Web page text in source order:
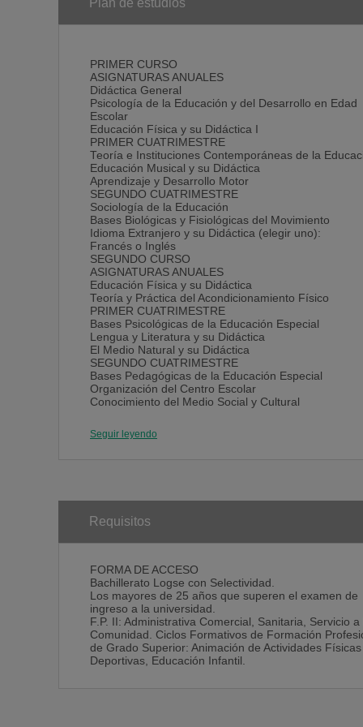
TITULACIONES DE MAESTRO/A
podemos señalar talleres de mimo, teatro,
para adquirir las destrezas y las capacidades
• Trabajo para educación en valores y convivencia
• Excursiones, visitas a espacios naturales cercanos
• Granjas escuela
• Trabajos de concienciación hacia el reciclaje y la
• Talleres de ritmo, música y danza
• Juegos educativos
• Actividades de refuerzo en estudios y atención a
discapacidad
• Escuelas de padres y madres
• Cursos y talleres para integración y refuerzo
niños y niñas de otras culturas
• Mediadores interculturales
• Mediadores familiares
• Guarderías y atención a los niños y niñas de
• Diseño de materiales turísticos para las visitas de
• Ludotecas
• Programas de atención a la infancia
• Centros de ocio educativo
• Programas de fomento del deporte en la infancia
• Centros municipales de formación musical
• Planiﬁ cación y desarrollo de actividades culturales
Plan de estudios
PRIMER CURSO
ASIGNATURAS ANUALES
Didáctica General
Psicología de la Educación y del Desarrollo en Edad
Escolar
Educación Física y su Didáctica I
PRIMER CUATRIMESTRE
Teoría e Instituciones Contemporáneas de la
Educación Musical y su Didáctica
Aprendizaje y Desarrollo Motor
SEGUNDO CUATRIMESTRE
Sociología de la Educación
Bases Biológicas y Fisiológicas del Movimiento
Idioma Extranjero y su Didáctica (elegir uno):
Francés o Inglés
SEGUNDO CURSO
ASIGNATURAS ANUALES
Educación Física y su Didáctica
Teoría y Práctica del Acondicionamiento Físico
PRIMER CUATRIMESTRE
Bases Psicológicas de la Educación Especial
Lengua y Literatura y su Didáctica
El Medio Natural y su Didáctica
SEGUNDO CUATRIMESTRE
Bases Pedagógicas de la Educación Especial
Organización del Centro Escolar
Conocimiento del Medio Social y Cultural
TERCER CURSO
PRIMER CUATRIMESTRE
SEGUNDO CUATRIMESTRE
Practicum
ASIGNATURAS OPTATIVAS
ASIGNATURAS DE PRIMER CUATRIMESTRE
Aplicación Didáctica del Comentario Lingüístico de
Competencias Cognitivas y Habilidades Sociales en la
Etapa Infantil
Diagnóstico en Educación para la Acción Tutorial
Didáctica de los Movimientos Artísticos
Educación Física para Alumnos con Necesidades
Educación para la Salud y del Consumidor.
Seguir leyendo
Requisitos
FORMA DE ACCESO
Bachillerato Logse con Selectividad.
Los mayores de 25 años que superen el examen de
ingreso a la universidad.
F.P. II: Administrativa Comercial, Sanitaria, Servicio a
Comunidad. Ciclos Formativos de Formación
de Grado Superior: Animación de Actividades
Deportivas, Educación Infantil.